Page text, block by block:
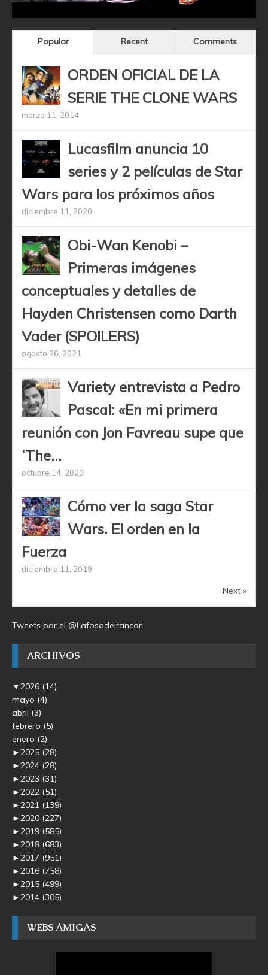
Popular Recent Comments
ORDEN OFICIAL DE LA
SERIE THE CLONE WARS
marzo 11, 2014
Lucasfilm anuncia 10
series y 2 películas de Star
Wars para los próximos años
diciembre 11, 2020
Obi-Wan Kenobi –
Primeras imágenes
conceptuales y detalles de
Hayden Christensen como Darth
Vader (SPOILERS)
agosto 26, 2021
Variety entrevista a Pedro
Pascal: «En mi primera
reunión con Jon Favreau supe que
‘The...
octubre 14, 2020
Cómo ver la saga Star
Wars. El orden en la
Fuerza
diciembre 11, 2019
Next »
Tweets por el @Lafosadelrancor.
ARCHIVOS
▼2026 (14)
mayo (4)
abril (3)
febrero (5)
enero (2)
►2025 (28)
►2024 (28)
►2023 (31)
►2022 (51)
►2021 (139)
►2020 (227)
►2019 (585)
►2018 (683)
►2017 (951)
►2016 (758)
►2015 (499)
►2014 (305)
WEBS AMIGAS